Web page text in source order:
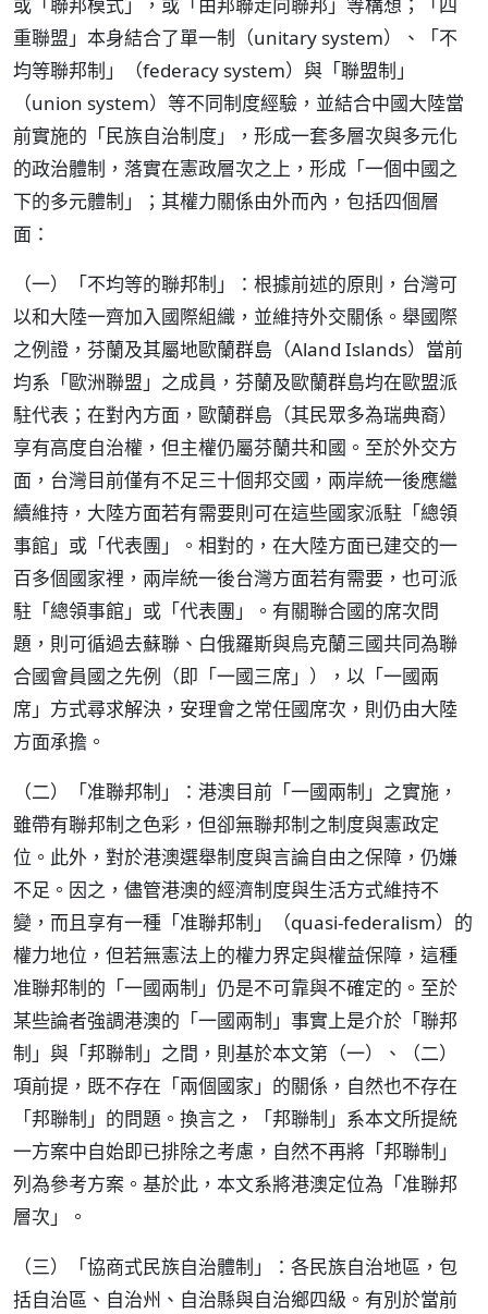
重聯盟」本身結合了單一制（unitary system）、「不
均等聯邦制」（federacy system）與「聯盟制」
（union system）等不同制度經驗，並結合中國大陸當
前實施的「民族自治制度」，形成一套多層次與多元化
的政治體制，落實在憲政層次之上，形成「一個中國之
下的多元體制」；其權力關係由外而內，包括四個層
面：
（一）「不均等的聯邦制」：根據前述的原則，台灣可
以和大陸一齊加入國際組織，並維持外交關係。舉國際
之例證，芬蘭及其屬地歐蘭群島（Aland Islands）當前
均系「歐洲聯盟」之成員，芬蘭及歐蘭群島均在歐盟派
駐代表；在對內方面，歐蘭群島（其民眾多為瑞典裔）
享有高度自治權，但主權仍屬芬蘭共和國。至於外交方
面，台灣目前僅有不足三十個邦交國，兩岸統一後應繼
續維持，大陸方面若有需要則可在這些國家派駐「總領
事館」或「代表團」。相對的，在大陸方面已建交的一
百多個國家裡，兩岸統一後台灣方面若有需要，也可派
駐「總領事館」或「代表團」。有關聯合國的席次問
題，則可循過去蘇聯、白俄羅斯與烏克蘭三國共同為聯
合國會員國之先例（即「一國三席」），以「一國兩
席」方式尋求解決，安理會之常任國席次，則仍由大陸
方面承擔。
（二）「准聯邦制」：港澳目前「一國兩制」之實施，
雖帶有聯邦制之色彩，但卻無聯邦制之制度與憲政定
位。此外，對於港澳選舉制度與言論自由之保障，仍嫌
不足。因之，儘管港澳的經濟制度與生活方式維持不
變，而且享有一種「准聯邦制」（quasi-federalism）的
權力地位，但若無憲法上的權力界定與權益保障，這種
准聯邦制的「一國兩制」仍是不可靠與不確定的。至於
某些論者強調港澳的「一國兩制」事實上是介於「聯邦
制」與「邦聯制」之間，則基於本文第（一）、（二）
項前提，既不存在「兩個國家」的關係，自然也不存在
「邦聯制」的問題。換言之，「邦聯制」系本文所提統
一方案中自始即已排除之考慮，自然不再將「邦聯制」
列為參考方案。基於此，本文系將港澳定位為「准聯邦
層次」。
（三）「協商式民族自治體制」：各民族自治地區，包
括自治區、自治州、自治縣與自治鄉四級。有別於當前